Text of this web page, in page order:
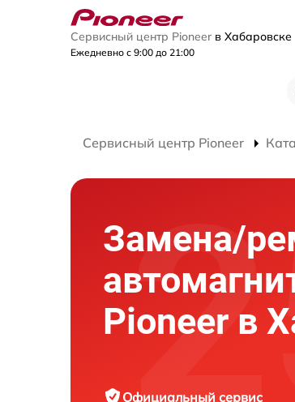
Сервисный центр Pioneer в Хабаровске
Ежедневно с 9:00 до 21:00
Сервисный центр Pioneer
Замена/
Pioneer в
Официальный сервис